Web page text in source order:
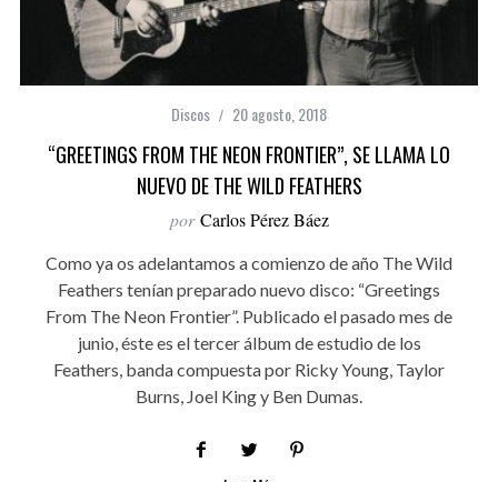
Discos 20 agosto, 2018
“GREETINGS FROM THE NEON FRONTIER”, SE LLAMA LO
NUEVO DE THE WILD FEATHERS
por Carlos Pérez Báez
Como ya os adelantamos a comienzo de año The Wild
Feathers tenían preparado nuevo disco: “Greetings
From The Neon Frontier”. Publicado el pasado mes de
junio, éste es el tercer álbum de estudio de los
Feathers, banda compuesta por Ricky Young, Taylor
Burns, Joel King y Ben Dumas.